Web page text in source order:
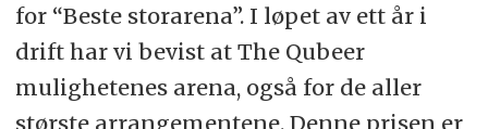
for “Beste storarena”. I løpet av ett år i
drift har vi bevist at The Qubeer
mulighetenes arena, også for de aller
største arrangementene. Denne prisen er